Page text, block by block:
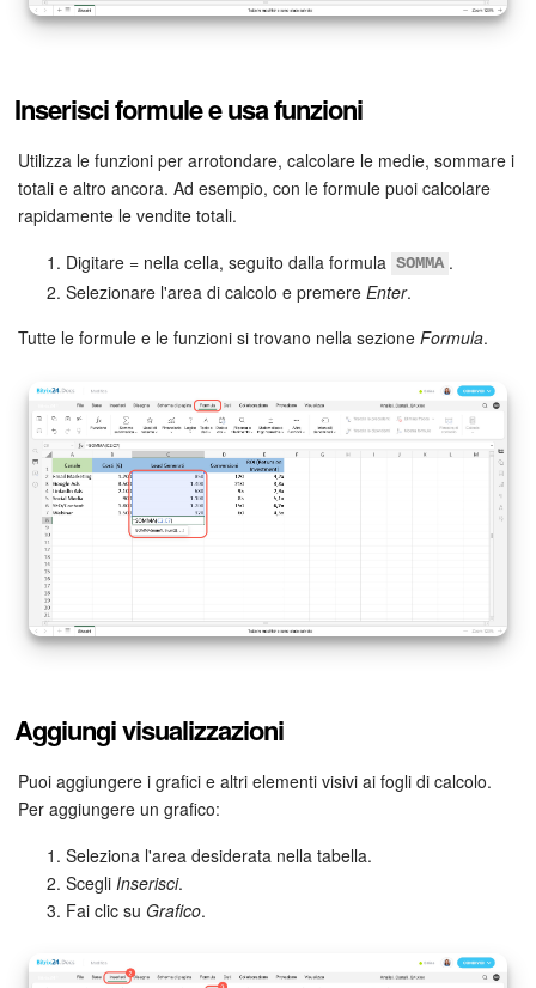
Inserisci formule e usa funzioni
Utilizza le funzioni per arrotondare, calcolare le medie, sommare i
totali e altro ancora. Ad esempio, con le formule puoi calcolare
rapidamente le vendite totali.
Digitare = nella cella, seguito dalla formula SOMMA .
Selezionare l'area di calcolo e premere Enter.
Tutte le formule e le funzioni si trovano nella sezione Formula.
Aggiungi visualizzazioni
Puoi aggiungere i grafici e altri elementi visivi ai fogli di calcolo.
Per aggiungere un grafico:
Seleziona l'area desiderata nella tabella.
Scegli Inserisci.
Fai clic su Grafico.